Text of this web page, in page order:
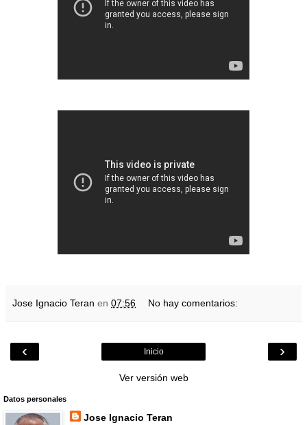
Jose Ignacio Teran en 07:56 No hay comentarios:
‹ ›
Inicio
Ver versión web
Datos personales
Jose Ignacio Teran